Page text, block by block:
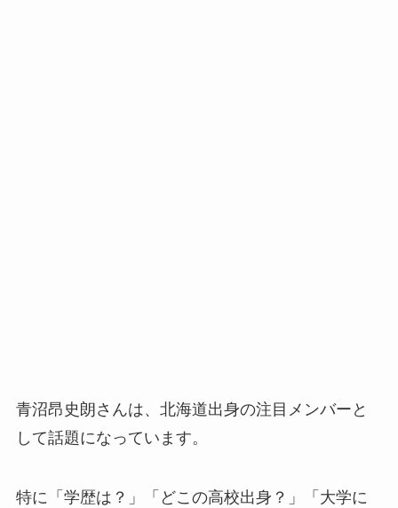
青沼昂史朗さんは、北海道出身の注目メンバーと
して話題になっています。
特に「学歴は？」「どこの高校出身？」「大学に